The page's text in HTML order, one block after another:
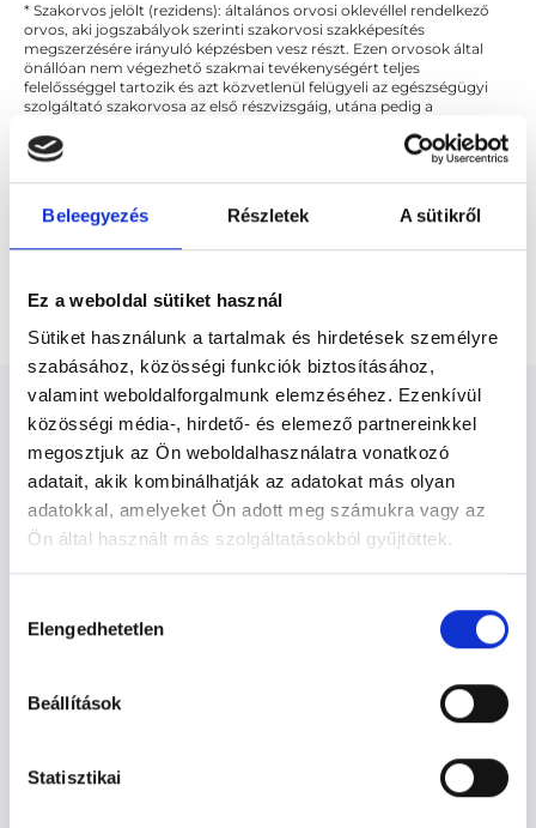
Beleegyezés Részletek A sütikről
Ez a weboldal sütiket használ
Sütiket használunk a tartalmak és hirdetések személyre
szabásához, közösségi funkciók biztosításához,
valamint weboldalforgalmunk elemzéséhez. Ezenkívül
közösségi média-, hirdető- és elemező partnereinkkel
megosztjuk az Ön weboldalhasználatra vonatkozó
adatait, akik kombinálhatják az adatokat más olyan
adatokkal, amelyeket Ön adott meg számukra vagy az
Ön által használt más szolgáltatásokból gyűjtöttek.
szabályzat:https://foglaljorvost.hu/info/foglaljorvost-
kiválasztása
Elengedhetetlen
Beállítások
Statisztikai
* Szakorvos jelölt (rezidens): általános orvosi oklevéllel rendelkező
orvos, aki jogszabályok szerinti szakorvosi szakképesítés
megszerzésére irányuló képzésben vesz részt. Ezen orvosok által
önállóan nem végezhető szakmai tevékenységért teljes
felelősséggel tartozik és azt közvetlenül felügyeli az egészségügyi
szolgáltató szakorvosa az első részvizsgáig, utána pedig a
felelősségét kizárja esetleges névazonosságért bármely szakorvos
és szakorvosjelölt esetén.
Főoldal Diagnoszta
Agykoponya natív és kontrasztos CT vizsgálata
Diagnoszta - Diagnosztika
SZAKTERÜLETEK
Szolgáltatások